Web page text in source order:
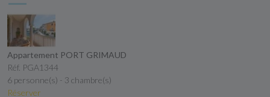
Appartement PORT GRIMAUD
Réf. PGA1344
6 personne(s) - 3 chambre(s)
Réserver